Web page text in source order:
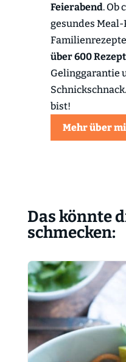
Feierabend. Ob
gesundes
über 600
Gelinggarantie
bist!
Mehr über
Das könnte
schmecken: